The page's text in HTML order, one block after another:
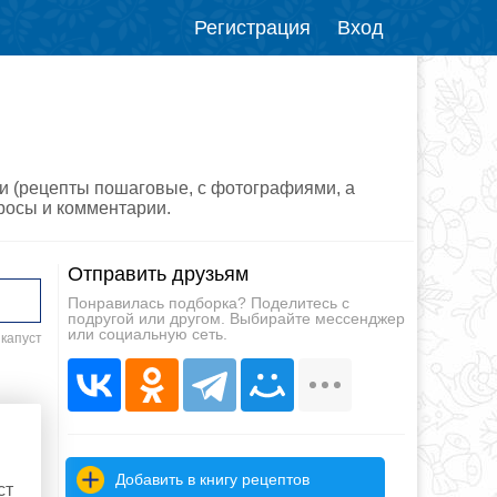
Регистрация Вход
(рецепты пошаговые, с фотографиями, а
и комментарии.
Отправить друзьям
Понравилась подборка? Поделитесь с
подругой или другом. Выбирайте мессенджер
или социальную сеть.
Добавить в книгу рецептов